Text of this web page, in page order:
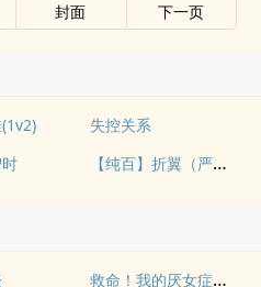
封面 下一页
失控关系
【纯百】折翼（严厉上司是小鸟）
救命！我的厌女症总裁不仅碰瓷还装秒(调教高H 1v1)